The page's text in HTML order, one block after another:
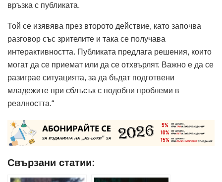
връзка с публиката.
Той се изявява през второто действие, като започва
разговор със зрителите и така се получава
интерактивността. Публиката предлага решения, които
могат да се приемат или да се отхвърлят. Важно е да се
разиграе ситуацията, за да бъдат подготвени
младежите при сблъсък с подобни проблеми в
реалността.“
Свързани статии: